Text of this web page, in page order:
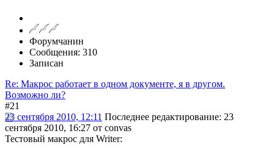
Форумчанин
Сообщения: 310
Записан
Re: Макрос работает в одном документе, я в другом.
Возможно ли?
#21
23 сентября 2010, 12:11 Последнее редактирование: 23
сентября 2010, 16:27 от convas
Тестовый макрос для Writer: